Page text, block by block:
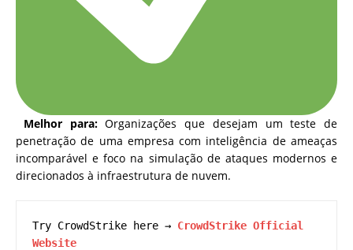
Melhor para:Organizações que desejam um teste de
penetração de uma empresa com inteligência de ameaças
incomparável e foco na simulação de ataques modernos e
direcionados à infraestrutura de nuvem.
Try CrowdStrike here → CrowdStrike Official
Website